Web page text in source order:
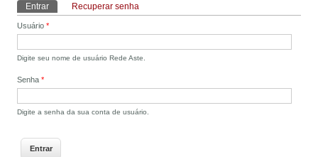
Abas primárias
Entrar (aba ativa)Recuperar senha
Usuário*
Digite seu nome de usuário Rede Aste.
Senha*
Digite a senha da sua conta de usuário.